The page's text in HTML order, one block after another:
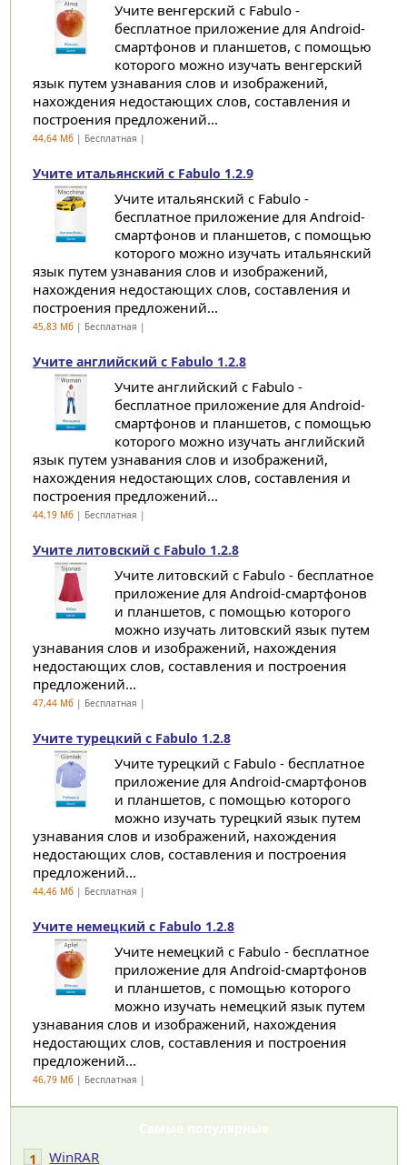
Учите венгерский с Fabulo -
бесплатное приложение для Android-
смартфонов и планшетов, с помощью
которого можно изучать венгерский
язык путем узнавания слов и изображений,
нахождения недостающих слов, составления и
построения предложений...
44,64 Мб| Бесплатная |
Учите итальянский с Fabulo 1.2.9
Учите итальянский с Fabulo -
бесплатное приложение для Android-
смартфонов и планшетов, с помощью
которого можно изучать итальянский
язык путем узнавания слов и изображений,
нахождения недостающих слов, составления и
построения предложений...
45,83 Мб| Бесплатная |
Учите английский с Fabulo 1.2.8
Учите английский с Fabulo -
бесплатное приложение для Android-
смартфонов и планшетов, с помощью
которого можно изучать английский
язык путем узнавания слов и изображений,
нахождения недостающих слов, составления и
построения предложений...
44,19 Мб| Бесплатная |
Учите литовский с Fabulo 1.2.8
Учите литовский с Fabulo - бесплатное
приложение для Android-смартфонов
и планшетов, с помощью которого
можно изучать литовский язык путем
узнавания слов и изображений, нахождения
недостающих слов, составления и построения
предложений...
47,44 Мб| Бесплатная |
Учите турецкий с Fabulo 1.2.8
Учите турецкий с Fabulo - бесплатное
приложение для Android-смартфонов
и планшетов, с помощью которого
можно изучать турецкий язык путем
узнавания слов и изображений, нахождения
недостающих слов, составления и построения
предложений...
44,46 Мб| Бесплатная |
Учите немецкий с Fabulo 1.2.8
Учите немецкий с Fabulo - бесплатное
приложение для Android-смартфонов
и планшетов, с помощью которого
можно изучать немецкий язык путем
узнавания слов и изображений, нахождения
недостающих слов, составления и построения
предложений...
46,79 Мб| Бесплатная |
Самые популярные
1
WinRAR